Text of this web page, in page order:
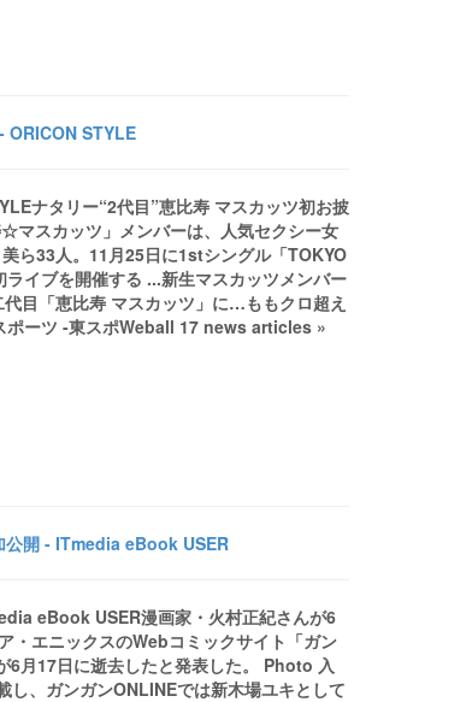
ORICON STYLE
ナタリー“2代目”恵比寿 マスカッツ初お披
マスカッツ」メンバーは、人気セクシー女
ら33人。11月25日に1stシングル「TOKYO
イブを開催する ...新生マスカッツメンバー
目「恵比寿 マスカッツ」に…ももクロ超え
ポーツ -東スポWeball 17 news articles »
公開 - ITmedia eBook USER
eBook USER漫画家・火村正紀さんが6
・エニックスのWebコミックサイト「ガン
6月17日に逝去したと発表した。 Photo 入
、ガンガンONLINEでは新木場ユキとして